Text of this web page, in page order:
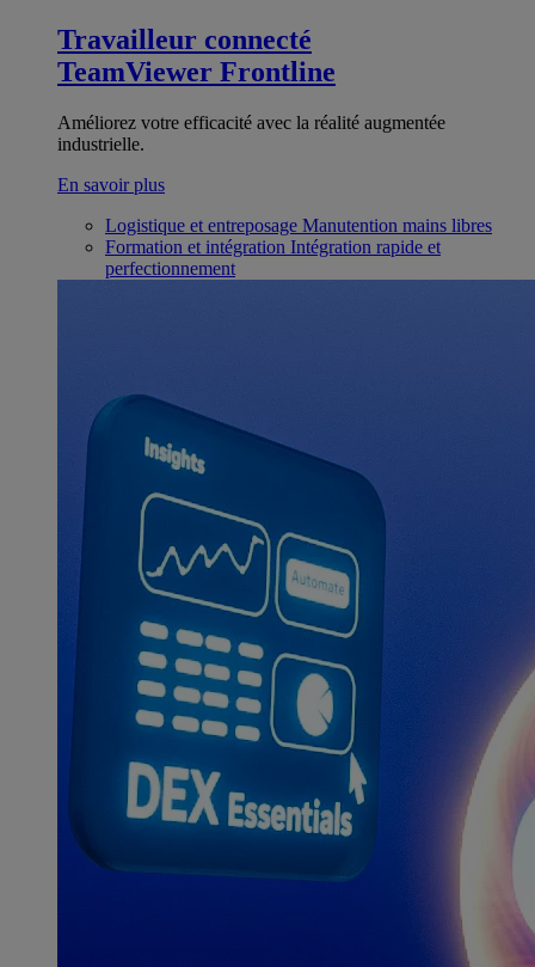
Travailleur connecté
TeamViewer Frontline
Améliorez votre efficacité avec la réalité augmentée
industrielle.
En savoir plus
Logistique et entreposage Manutention mains libres
Formation et intégration Intégration rapide et
perfectionnement